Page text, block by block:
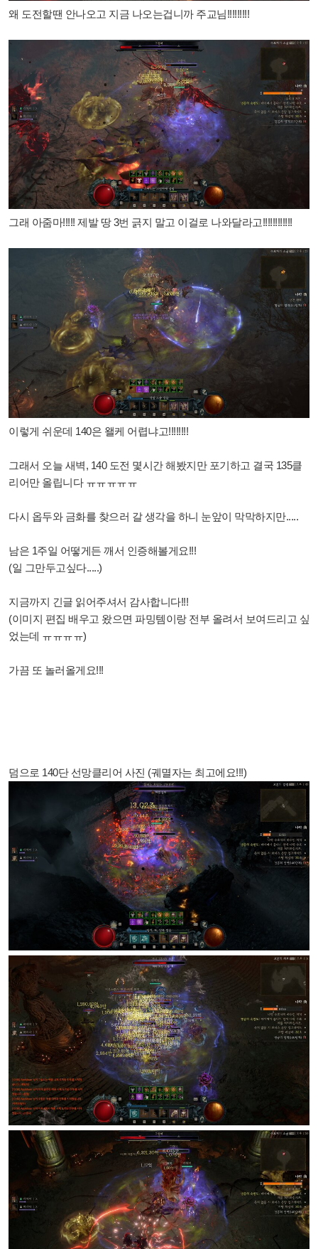
왜 도전할땐 안나오고 지금 나오는겁니까 주교님!!!!!!!!!
그래 아줌마!!!!! 제발 땅 3번 긁지 말고 이걸로 나와달라고!!!!!!!!!!!!
이렇게 쉬운데 140은 왤케 어렵냐고!!!!!!!!
그래서 오늘 새벽, 140 도전 몇시간 해봤지만 포기하고 결국 135클
리어만 올립니다 ㅠㅠㅠㅠㅠ
다시 옵두와 금화를 찾으러 갈 생각을 하니 눈앞이 막막하지만.....
남은 1주일 어떻게든 깨서 인증해볼게요!!!
(일 그만두고싶다.....)
지금까지 긴글 읽어주셔서 감사합니다!!!
(이미지 편집 배우고 왔으면 파밍템이랑 전부 올려서 보여드리고 싶
었는데 ㅠㅠㅠㅠ)
가끔 또 놀러올게요!!!
덤으로 140단 선망클리어 사진 (궤멸자는 최고에요!!!)